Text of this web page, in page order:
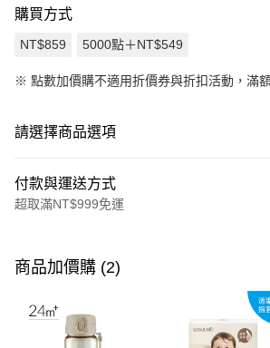
購買方式
NT$859 5000點＋NT$549
※ 點數加價購不適用折價券與折扣活動，滿
請選擇商品選項
付款與運送方式
超取滿NT$999免運
信用卡一次付款
Apple Pay
商品加價購 (2)